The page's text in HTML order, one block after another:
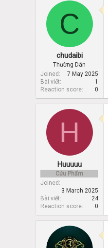
C
chudaibi
Thường Dân
Joined
7 May 2025
Bài viết
1
Reaction score
0
H
Huuuuu
Cửu Phẩm
Joined
3 March 2025
Bài viết
24
Reaction score
0